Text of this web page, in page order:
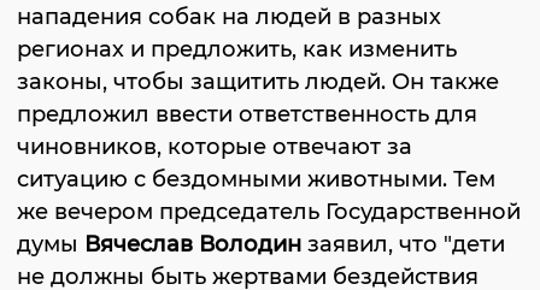
нападения собак на людей в разных
регионах и предложить, как изменить
законы, чтобы защитить людей. Он также
предложил ввести ответственность для
чиновников, которые отвечают за
ситуацию с бездомными животными. Тем
же вечером председатель Государственной
думы Вячеслав Володин заявил, что "дети
не должны быть жертвами бездействия